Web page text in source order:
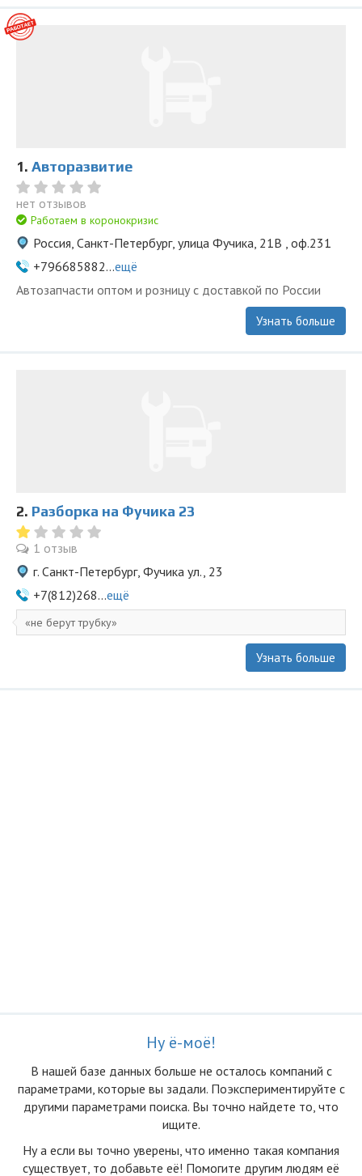
1. Авторазвитие
нет отзывов
Работаем в коронокризис
Россия, Санкт-Петербург, улица Фучика, 21В , оф.231
+796685882...ещё
Автозапчасти оптом и розницу с доставкой по России
Узнать больше
2. Разборка на Фучика 23
1 отзыв
г. Санкт-Петербург, Фучика ул., 23
+7(812)268...ещё
не берут трубку
Узнать больше
Ну ё-моё!
В нашей базе данных больше не осталоcь компаний с
параметрами, которые вы задали. Поэкспериментируйте с
другими параметрами поиска. Вы точно найдете то, что
ищите.
Ну а если вы точно уверены, что именно такая компания
существует, то добавьте её! Помогите другим людям её